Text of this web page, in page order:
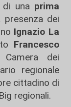
una prima
presenza dei
Ignazio La
Francesco
dei
regionale
cittadino di
regionali.